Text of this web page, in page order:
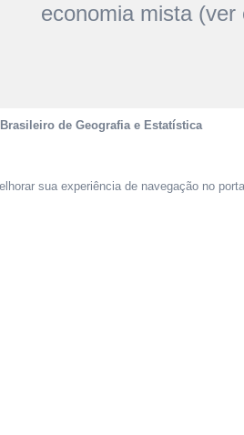
economia mista (ver
de Geografia e Estatística
sua experiência de navegação no